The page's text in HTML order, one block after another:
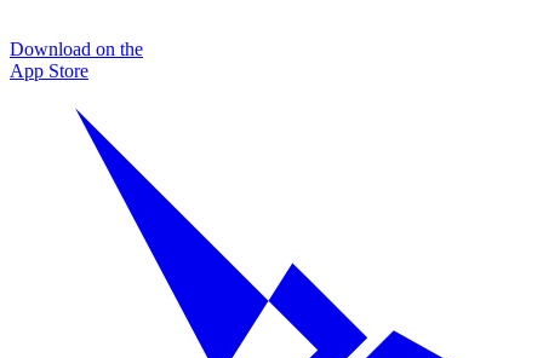
Download on the
App Store